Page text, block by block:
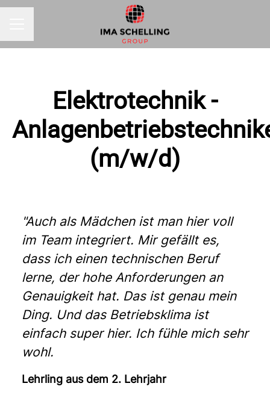
Elektrotechnik -
(m/w/d)
"Auch als Mädchen ist man hier voll
im Team integriert. Mir gefällt es,
dass ich einen technischen Beruf
lerne, der hohe Anforderungen an
Genauigkeit hat. Das ist genau mein
Ding. Und das Betriebsklima ist
einfach super hier. Ich fühle mich sehr
wohl.
Lehrling aus dem 2. Lehrjahr